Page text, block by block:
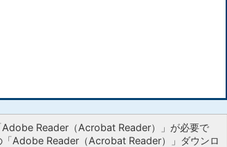
Adobe Reader（Acrobat Reader）」が必要で
「Adobe Reader（Acrobat Reader）」ダウンロ